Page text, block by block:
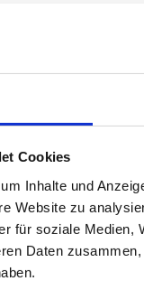
Cookies
Inhalte und
Website zu
für soziale Medien,
Daten
für Familien
für uns mit zwei
Steckdosen die
finden und leider
neben der
Waschmaschine
gehört zu einem
wussten. Die
genossen.